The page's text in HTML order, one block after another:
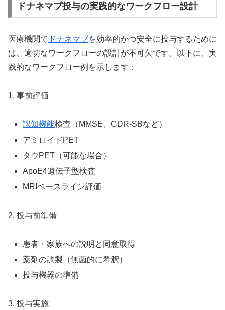
ドナネマブ投与の実践的なワークフロー設計
医療機関で ドナネマブを効率的かつ安全に投与するために
は、適切なワークフローの設計が不可欠です。以下に、実
践的なワークフロー例を示します：
1. 事前評価
認知機能検査（MMSE、CDR-SBなど）
アミロイドPET
タウPET（可能な場合）
ApoE4遺伝子型検査
MRIベースライン評価
2. 投与前準備
患者・家族への説明と同意取得
薬剤の調製（無菌的に希釈）
投与機器の準備
3. 投与実施